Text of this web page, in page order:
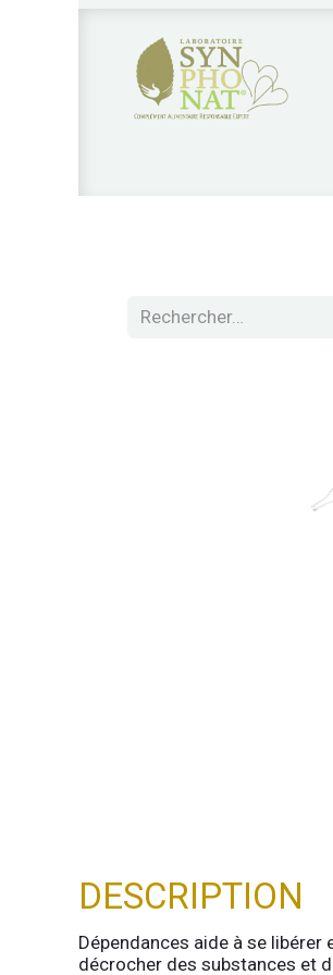
DESCRIPTION
Dépendances aide à se
décrocher des substances et